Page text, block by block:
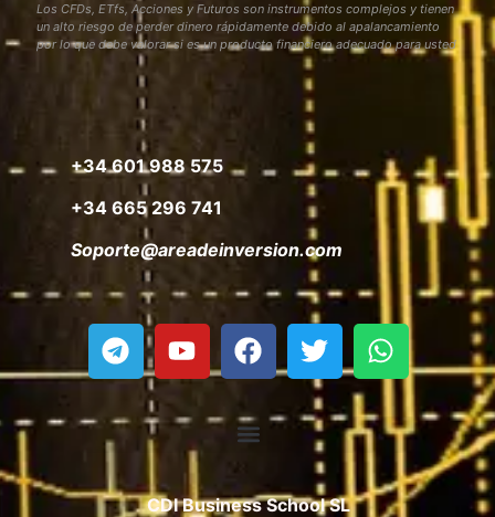
Los CFDs, ETfs, Acciones y Futuros son instrumentos complejos y tienen
un alto riesgo de perder dinero rápidamente debido al apalancamiento
por lo que debe valorar si es un producto financiero adecuado para usted
+34 601 988 575
+34 665 296 741
Soporte@areadeinversion.com
CDI Business School SL